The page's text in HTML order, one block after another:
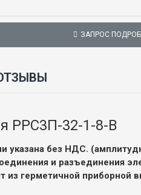
ЗАПРОС
РРС3П-32-1-8-В
указана без НДС.
и разъединения
из герметичной приборной